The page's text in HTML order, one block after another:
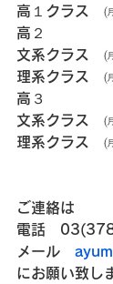
高１クラス　
高２
文系クラス　
理系クラス　
高３
文系クラス　
理系クラス　
ご連絡は
電話　
メール
にお願い致し